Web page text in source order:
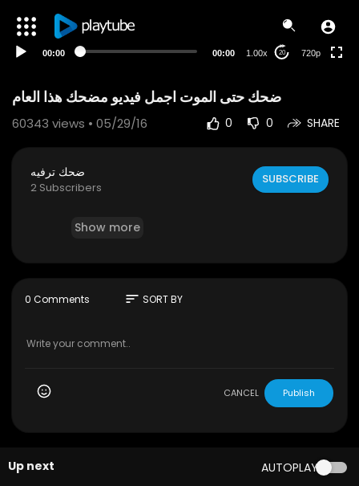
00:00 00:00 1.00x 20 720p
ضحك حتى الموت اجمل فيديو مضحك هذا العام
60343 views • 05/29/16 0 0 SHARE
ضحك ترفيه
2 Subscribers
SUBSCRIBE
Show more
0 Comments sort SORT BY
CANCEL Publish
Up next AUTOPLAY
3:58